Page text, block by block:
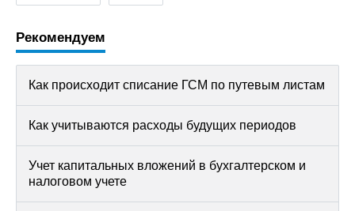
Рекомендуем
Как происходит списание ГСМ по путевым листам
Как учитываются расходы будущих периодов
Учет капитальных вложений в бухгалтерском и
налоговом учете